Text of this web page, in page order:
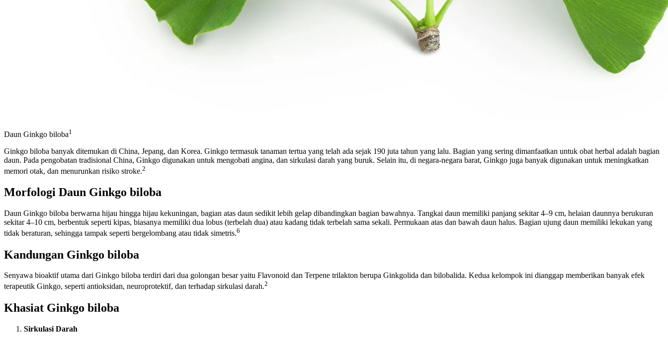
Daun Ginkgo biloba1
Ginkgo biloba banyak ditemukan di China, Jepang, dan Korea. Ginkgo termasuk tanaman tertua yang telah ada sejak 190 juta tahun yang lalu. Bagian yang sering dimanfaatkan untuk obat herbal adalah bagian
daun. Pada pengobatan tradisional China, Ginkgo digunakan untuk mengobati angina, dan sirkulasi darah yang buruk. Selain itu, di negara-negara barat, Ginkgo juga banyak digunakan untuk meningkatkan
memori otak, dan menurunkan risiko stroke.2
Morfologi Daun Ginkgo biloba
Daun Ginkgo biloba berwarna hijau hingga hijau kekuningan, bagian atas daun sedikit lebih gelap dibandingkan bagian bawahnya. Tangkai daun memiliki panjang sekitar 4–9 cm, helaian daunnya berukuran
sekitar 4–10 cm, berbentuk seperti kipas, biasanya memiliki dua lobus (terbelah dua) atau kadang tidak terbelah sama sekali. Permukaan atas dan bawah daun halus. Bagian ujung daun memiliki lekukan yang
tidak beraturan, sehingga tampak seperti bergelombang atau tidak simetris.6
Kandungan Ginkgo biloba
Senyawa bioaktif utama dari Ginkgo biloba terdiri dari dua golongan besar yaitu Flavonoid dan Terpene trilakton berupa Ginkgolida dan bilobalida. Kedua kelompok ini dianggap memberikan banyak efek
terapeutik Ginkgo, seperti antioksidan, neuroprotektif, dan terhadap sirkulasi darah.2
Khasiat Ginkgo biloba
Sirkulasi Darah